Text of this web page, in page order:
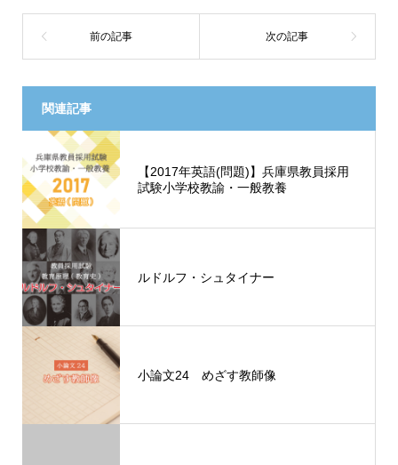
関連記事
【2017年英語(問題)】兵庫県教員採用
試験小学校教諭・一般教養
ルドルフ・シュタイナー
小論文24 めざす教師像